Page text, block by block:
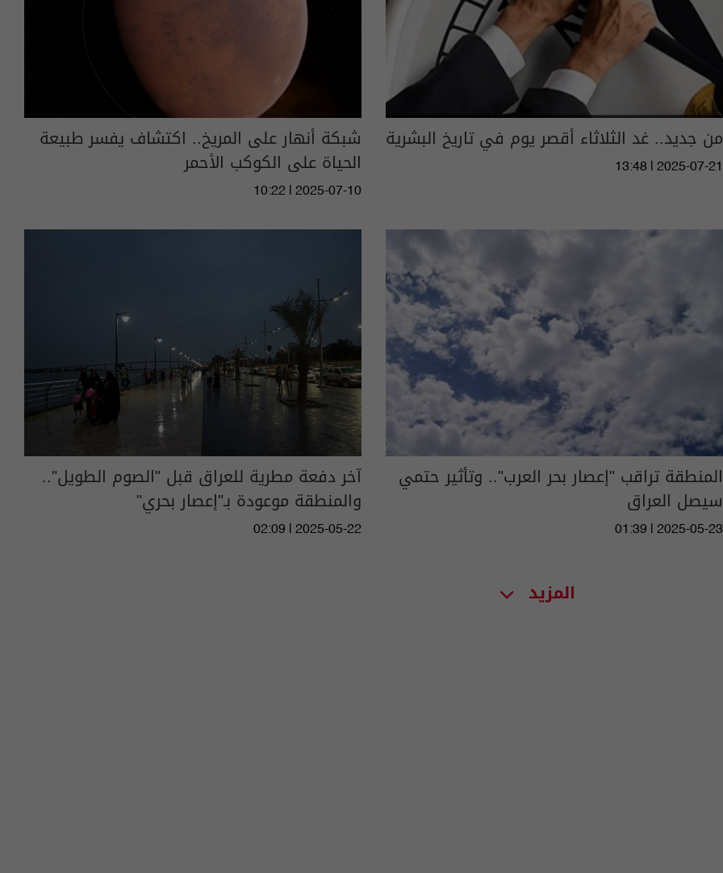
من جديد.. غد الثلاثاء أقصر يوم في تاريخ البشرية
13:48 | 2025-07-21
شبكة أنهار على المريخ.. اكتشاف يفسر طبيعة
الحياة على الكوكب الأحمر
10:22 | 2025-07-10
المنطقة تراقب "إعصار بحر العرب".. وتأثير حتمي
سيصل العراق
01:39 | 2025-05-23
آخر دفعة مطرية للعراق قبل "الصوم الطويل"..
والمنطقة موعودة بـ"إعصار بحري"
02:09 | 2025-05-22
المزيد